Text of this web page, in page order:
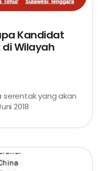
Kandidat
di Wilayah
serentak yang akan
2018